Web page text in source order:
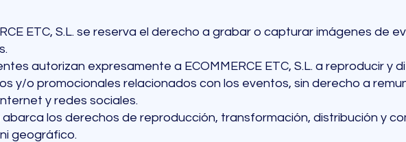
ETC, S.L. se reserva el derecho a grabar o capturar imágenes de
autorizan expresamente a ECOMMERCE ETC, S.L. a reproducir y
y/o promocionales relacionados con los eventos, sin derecho a
y redes sociales.
abarca los derechos de reproducción, transformación, distribución y
geográfico.